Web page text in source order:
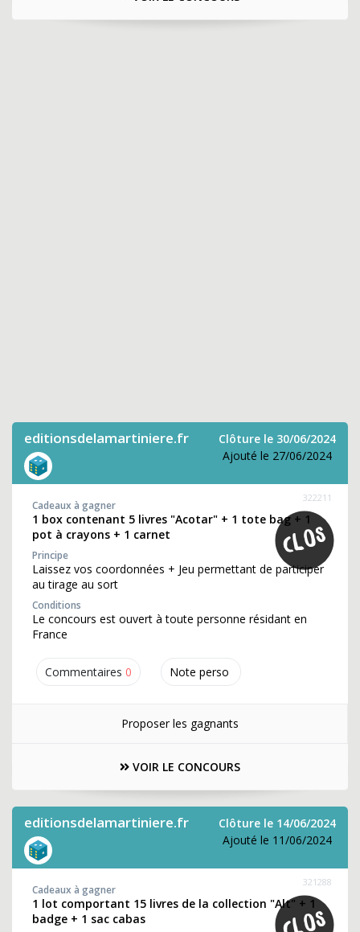
editionsdelamartiniere.fr
Clôture le 30/06/2024
Ajouté le 27/06/2024
Commentaires 0 Note perso
322211
Cadeaux à gagner
1 box contenant 5 livres "Acotar" + 1 tote bag + 1
pot à crayons + 1 carnet
Principe
Laissez vos coordonnées + Jeu permettant de participer
au tirage au sort
Conditions
Le concours est ouvert à toute personne résidant en
France
Proposer les gagnants
VOIR LE CONCOURS
editionsdelamartiniere.fr
Clôture le 14/06/2024
Ajouté le 11/06/2024
321288
Cadeaux à gagner
1 lot comportant 15 livres de la collection "Alt" + 1
badge + 1 sac cabas